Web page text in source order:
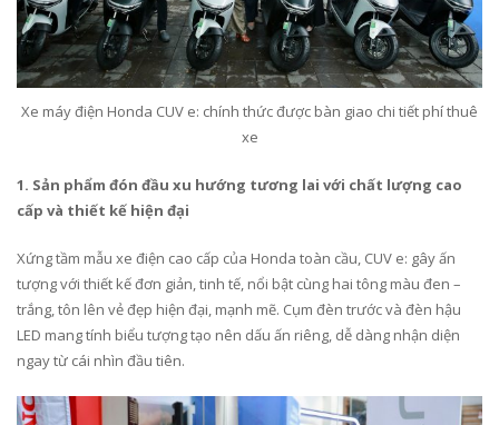
Xe máy điện Honda CUV e: chính thức được bàn giao chi tiết phí thuê
xe
1. Sản phẩm đón đầu xu hướng tương lai với chất lượng cao
cấp và thiết kế hiện đại
Xứng tầm mẫu xe điện cao cấp của Honda toàn cầu, CUV e: gây ấn
tượng với thiết kế đơn giản, tinh tế, nổi bật cùng hai tông màu đen –
trắng, tôn lên vẻ đẹp hiện đại, mạnh mẽ. Cụm đèn trước và đèn hậu
LED mang tính biểu tượng tạo nên dấu ấn riêng, dễ dàng nhận diện
ngay từ cái nhìn đầu tiên.